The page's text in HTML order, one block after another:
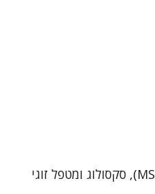
שי שפיצן – פסיכותרפיסט, סקסולוג ומטפל זוגי (MSW)מטפל ביחידים ובזוגות בקליניקה בתל-אביב וכן בטיפול אונליין. אני שי שפיצן, עובד סוציאלי קליני (MSW), סקסולוג ומטפל זוגי